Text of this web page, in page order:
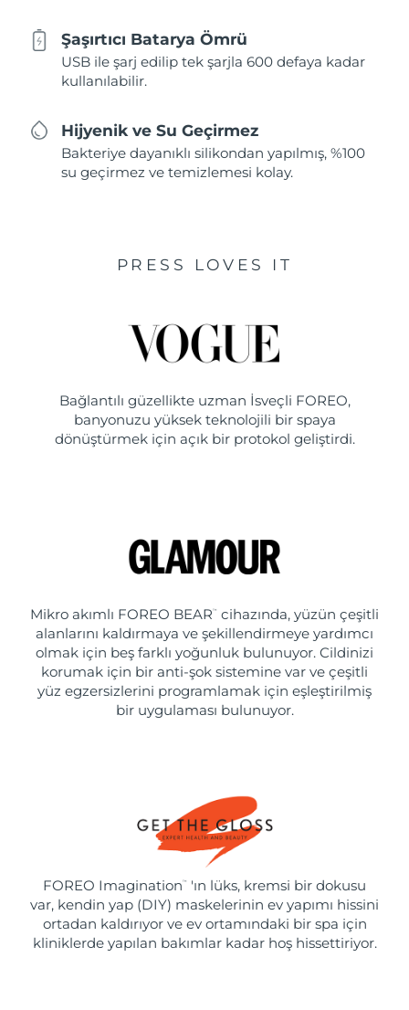
Şaşırtıcı Batarya Ömrü
USB ile şarj edilip tek şarjla 600 defaya kadar
kullanılabilir.
Hijyenik ve Su Geçirmez
Bakteriye dayanıklı silikondan yapılmış, %100
su geçirmez ve temizlemesi kolay.
PRESS LOVES IT
Bağlantılı güzellikte uzman İsveçli FOREO,
banyonuzu yüksek teknolojili bir spaya
dönüştürmek için açık bir protokol geliştirdi.
Mikro akımlı FOREO BEAR ™
cihazında, yüzün çeşitli
alanlarını kaldırmaya ve şekillendirmeye yardımcı
olmak için beş farklı yoğunluk bulunuyor. Cildinizi
korumak için bir anti-şok sistemine var ve çeşitli
yüz egzersizlerini programlamak için eşleştirilmiş
bir uygulaması bulunuyor.
FOREO Imagination ™
'ın lüks, kremsi bir dokusu
var, kendin yap (DIY) maskelerinin ev yapımı hissini
ortadan kaldırıyor ve ev ortamındaki bir spa için
kliniklerde yapılan bakımlar kadar hoş hissettiriyor.